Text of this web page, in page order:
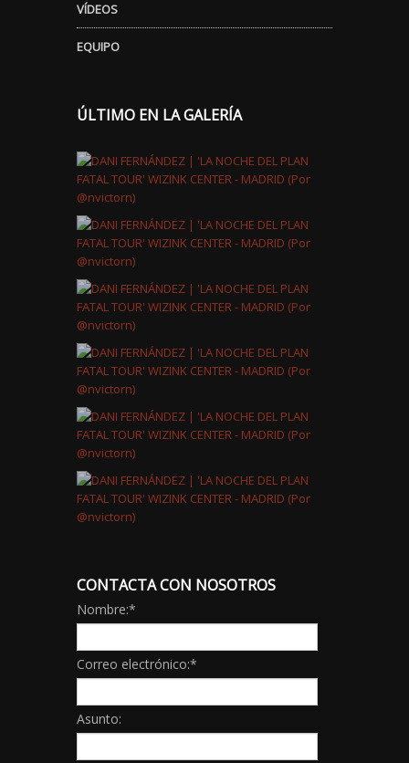
VÍDEOS
EQUIPO
ÚLTIMO EN LA GALERÍA
CONTACTA CON NOSOTROS
Nombre:*
Correo electrónico:*
Asunto: